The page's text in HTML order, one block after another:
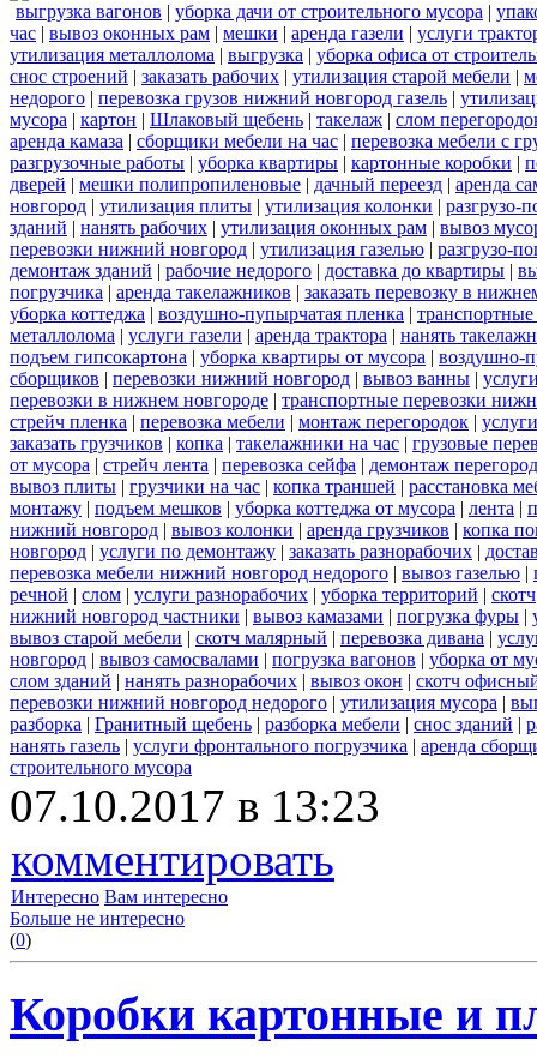
выгрузка вагонов | уборка дачи от строительного мусора |
час | вывоз оконных рам | мешки | аренда газели | услуги
утилизация металлолома | выгрузка | уборка офиса от
снос строений | заказать рабочих | утилизация старой мебели |
недорого | перевозка грузов нижний новгород газель |
мусора | картон | Шлаковый щебень | такелаж | слом
аренда камаза | сборщики мебели на час | перевозка мебели с
разгрузочные работы | уборка квартиры | картонные коробки |
дверей | мешки полипропиленовые | дачный переезд | аренда
новгород | утилизация плиты | утилизация колонки | разгрузо-
зданий | нанять рабочих | утилизация оконных рам | вывоз
перевозки нижний новгород | утилизация газелью | разгрузо-
демонтаж зданий | рабочие недорого | доставка до квартиры |
погрузчика | аренда такелажников | заказать перевозку в
уборка коттеджа | воздушно-пупырчатая пленка | транспортные
металлолома | услуги газели | аренда трактора | нанять
подъем гипсокартона | уборка квартиры от мусора | воздушно-
сборщиков | перевозки нижний новгород | вывоз ванны |
перевозки в нижнем новгороде | транспортные перевозки
стрейч пленка | перевозка мебели | монтаж перегородок |
заказать грузчиков | копка | такелажники на час | грузовые
от мусора | стрейч лента | перевозка сейфа | демонтаж
вывоз плиты | грузчики на час | копка траншей | расстановка
монтажу | подъем мешков | уборка коттеджа от мусора | лента |
нижний новгород | вывоз колонки | аренда грузчиков | копка
новгород | услуги по демонтажу | заказать разнорабочих |
перевозка мебели нижний новгород недорого | вывоз газелью |
речной | слом | услуги разнорабочих | уборка территорий | скотч
нижний новгород частники | вывоз камазами | погрузка фуры |
вывоз старой мебели | скотч малярный | перевозка дивана |
новгород | вывоз самосвалами | погрузка вагонов | уборка от
слом зданий | нанять разнорабочих | вывоз окон | скотч
перевозки нижний новгород недорого | утилизация мусора |
разборка | Гранитный щебень | разборка мебели | снос зданий |
нанять газель | услуги фронтального погрузчика | аренда
строительного мусора
07.10.2017 в 13:23
комментировать
Интересно Вам интересно
Больше не интересно
(0)
Коробки картонные и